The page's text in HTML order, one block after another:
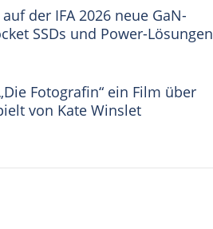
der IFA 2026 neue GaN-
SSDs und Power-Lösungen
Fotografin“ ein Film über
von Kate Winslet